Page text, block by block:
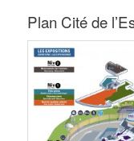
Plan Cité de